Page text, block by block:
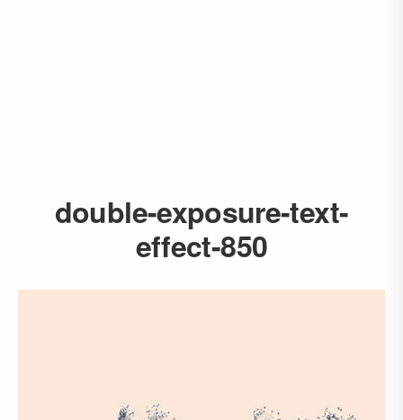
double-exposure-text-
effect-850